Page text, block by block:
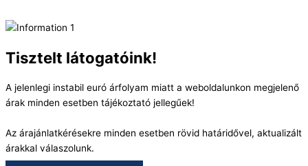
Tisztelt látogatóink!
A jelenlegi instabil euró árfolyam miatt a weboldalunkon megjelenő
árak minden esetben tájékoztató jellegűek!
Az árajánlatkérésekre minden esetben rövid határidővel, aktualizált
árakkal válaszolunk.